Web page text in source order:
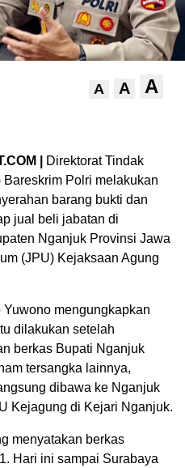
A A A
|
Direktorat Tindak
Polri melakukan
barang bukti dan
jual beli jabatan di
Nganjuk Provinsi Jawa
(JPU) Kejaksaan Agung
mengungkapkan
dilakukan setelah
berkas Bupati Nganjuk
tersangka lainnya,
dibawa ke Nganjuk
Kejagung di Kejari Nganjuk.
menyatakan berkas
Hari ini sampai Surabaya